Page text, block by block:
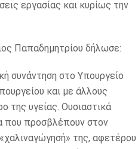
εργασίας και κυρίως την
Παπαδημητρίου δήλωσε:
συνάντηση στο Υπουργείο
και με άλλους
της υγείας. Ουσιαστικά
που προσβλέπουν στον
της, αφετέρου